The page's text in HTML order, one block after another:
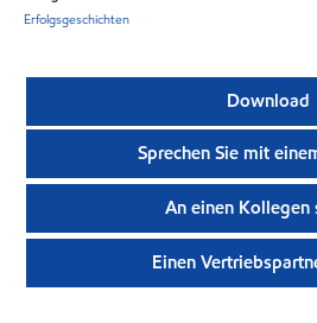
Erfolgsgeschichten
Download
Sprechen Sie mit
An einen Kollegen
Einen